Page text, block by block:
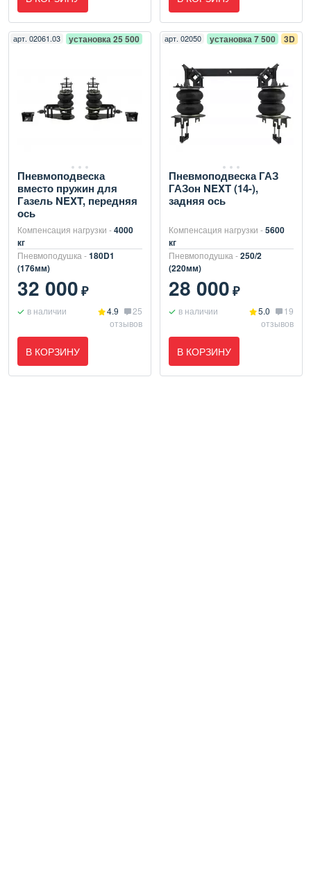
арт. 02061.03 установка 25 500
Пневмоподвеска
вместо пружин для
Газель NEXT, передняя
ось
Компенсация нагрузки -4000
кг
Пневмоподушка -180D1
(176мм)
32 000₽
в наличии 4.9
25
отзывов
В КОРЗИНУ
арт. 02050 установка 7 500 3D
Пневмоподвеска ГАЗ
ГАЗон NEXT (14-),
задняя ось
Компенсация нагрузки -5600
кг
Пневмоподушка -250/2
(220мм)
28 000₽
в наличии 5.0
19
отзывов
В КОРЗИНУ